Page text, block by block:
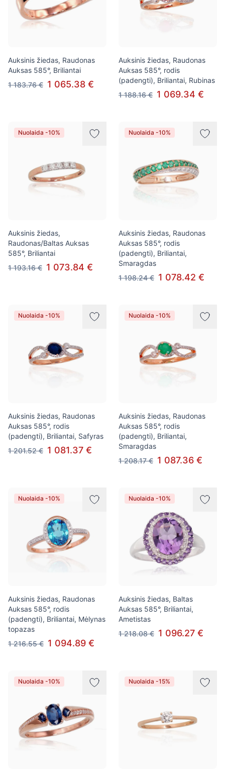
Auksinis žiedas, Raudonas
Auksas 585°, Briliantai
1 183.76 € 1 065.38 €
Auksinis žiedas, Raudonas
Auksas 585°, rodis
(padengti), Briliantai, Rubinas
1 188.16 € 1 069.34 €
Nuolaida -10%
Auksinis žiedas,
Raudonas/Baltas Auksas
585°, Briliantai
1 193.16 € 1 073.84 €
Nuolaida -10%
Auksinis žiedas, Raudonas
Auksas 585°, rodis
(padengti), Briliantai,
Smaragdas
1 198.24 € 1 078.42 €
Nuolaida -10%
Auksinis žiedas, Raudonas
Auksas 585°, rodis
(padengti), Briliantai, Safyras
1 201.52 € 1 081.37 €
Nuolaida -10%
Auksinis žiedas, Raudonas
Auksas 585°, rodis
(padengti), Briliantai,
Smaragdas
1 208.17 € 1 087.36 €
Nuolaida -10%
Auksinis žiedas, Raudonas
Auksas 585°, rodis
(padengti), Briliantai, Mėlynas
topazas
1 216.55 € 1 094.89 €
Nuolaida -10%
Auksinis žiedas, Baltas
Auksas 585°, Briliantai,
Ametistas
1 218.08 € 1 096.27 €
Nuolaida -10% Nuolaida -15%